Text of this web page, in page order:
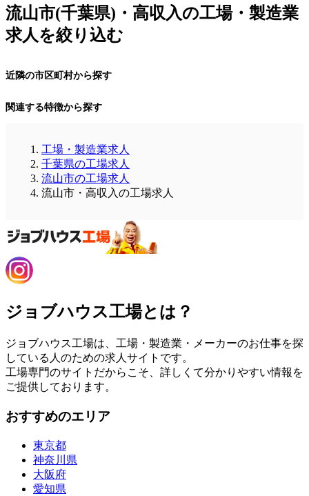
流山市(千葉県)・高収入の工場・製造業
求人を絞り込む
近隣の市区町村から探す
関連する特徴から探す
工場・製造業求人
千葉県の工場求人
流山市の工場求人
流山市・高収入の工場求人
ジョブハウス工場とは？
ジョブハウス工場は、工場・製造業・メーカーのお仕事を探
している人のための求人サイトです。
工場専門のサイトだからこそ、詳しくて分かりやすい情報を
ご提供しております。
おすすめのエリア
東京都
神奈川県
大阪府
愛知県